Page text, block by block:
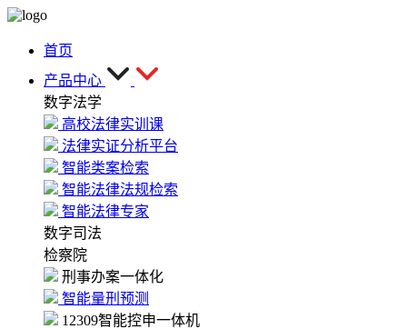
首页
产品中心
数字法学
高校法律实训课
法律实证分析平台
智能类案检索
智能法律法规检索
智能法律专家
数字司法
检察院
刑事办案一体化
智能量刑预测
12309智能控申一体机